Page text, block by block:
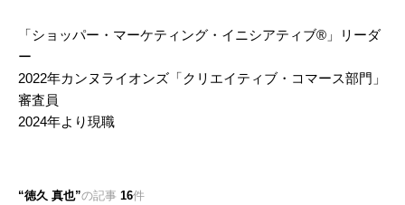
「ショッパー・マーケティング・イニシアティブ®」リーダ
ー
2022年カンヌライオンズ「クリエイティブ・コマース部門」
審査員
2024年より現職
徳久 真也 の記事 16件